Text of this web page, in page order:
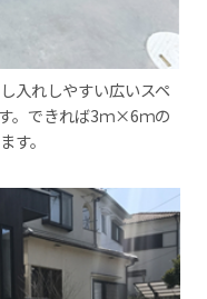
入れしやすい広いスペ
。できれば3ｍ×6ｍの
す。